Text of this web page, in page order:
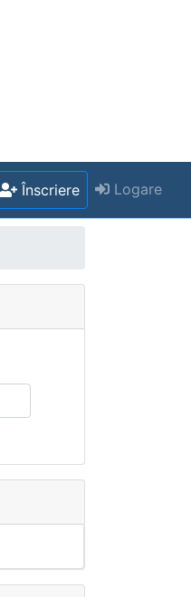
Înscriere Logare